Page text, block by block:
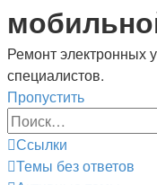
Ремонт электронных
специалистов.
Пропустить
Ссылки
Темы без ответов